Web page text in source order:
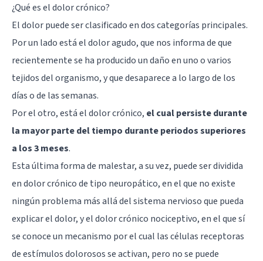
¿Qué es el dolor crónico?
El dolor puede ser clasificado en dos categorías principales.
Por un lado está el dolor agudo, que nos informa de que
recientemente se ha producido un daño en uno o varios
tejidos del organismo, y que desaparece a lo largo de los
días o de las semanas.
Por el otro, está el dolor crónico, el cual persiste durante
la mayor parte del tiempo durante periodos superiores
a los 3 meses.
Esta última forma de malestar, a su vez, puede ser dividida
en dolor crónico de tipo neuropático, en el que no existe
ningún problema más allá del sistema nervioso que pueda
explicar el dolor, y el dolor crónico nociceptivo, en el que sí
se conoce un mecanismo por el cual las células receptoras
de estímulos dolorosos se activan, pero no se puede